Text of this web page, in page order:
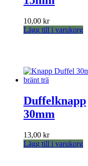
10,00 kr
Lägg till i varukorg
Duffelknapp
30mm
13,00 kr
Lägg till i varukorg